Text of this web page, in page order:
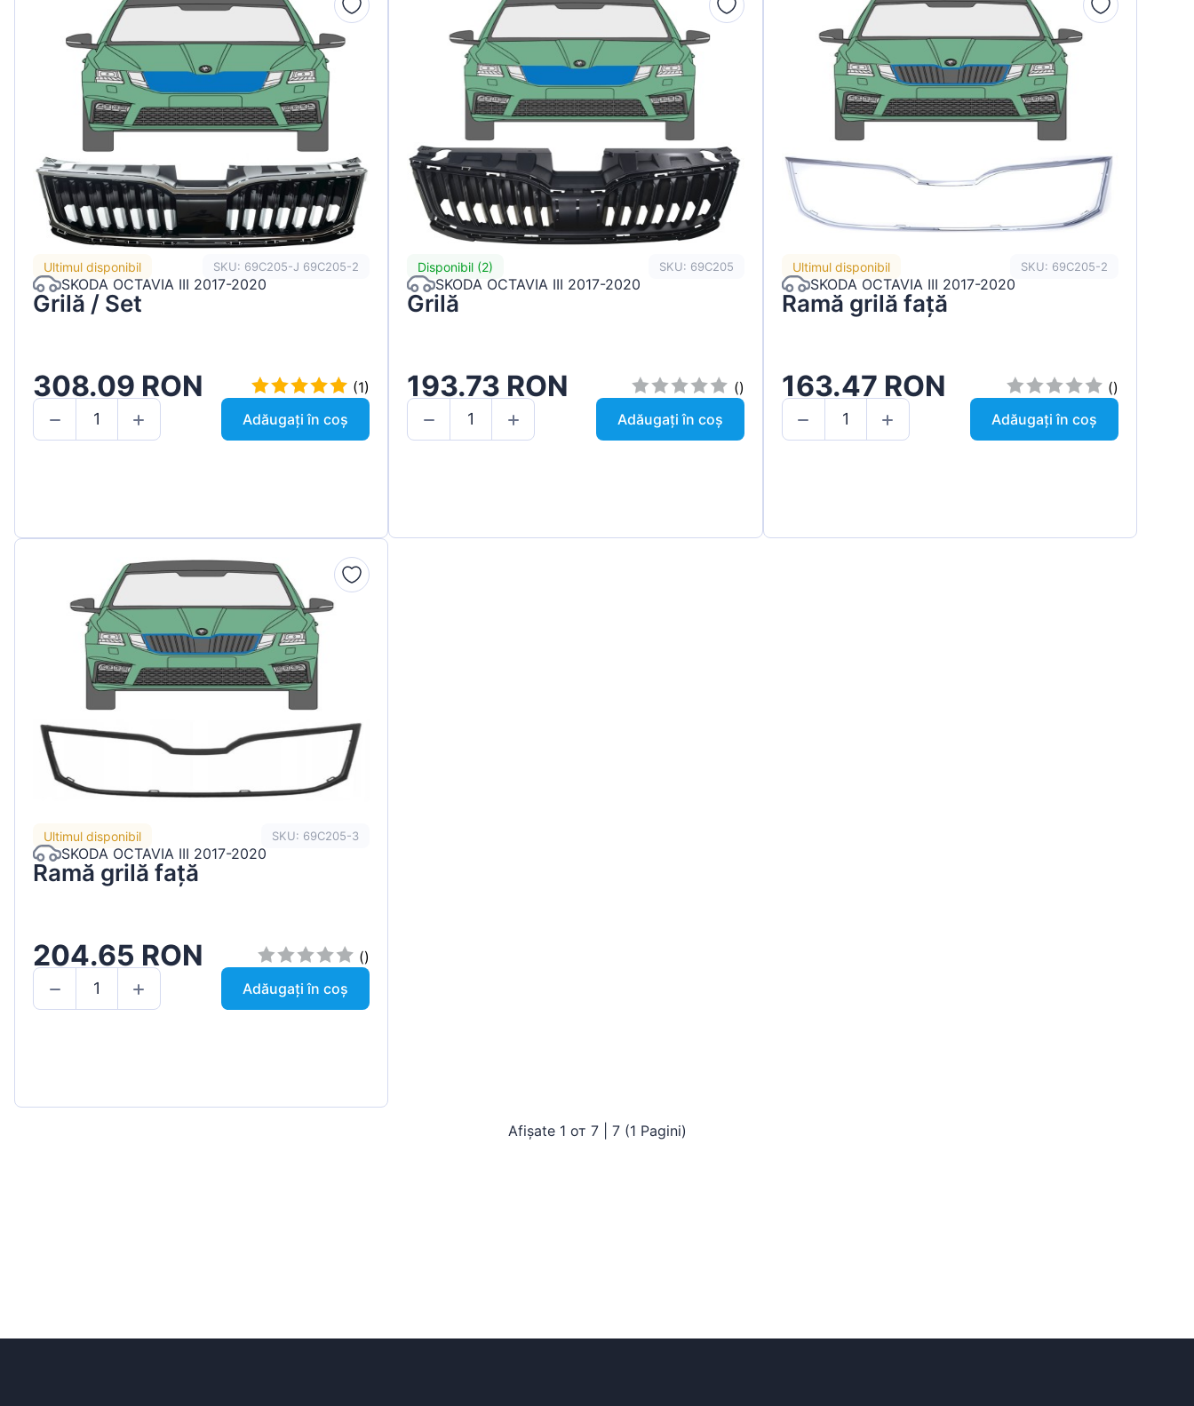
Ultimul disponibil SKU: 69C205-J 69C205-2
SKODA OCTAVIA III 2017-2020
Grilă / Set
308.09 RON
(1)
Adăugați în coș
Disponibil (2) SKU: 69C205
SKODA OCTAVIA III 2017-2020
Grilă
193.73 RON
()
Adăugați în coș
Ultimul disponibil SKU: 69C205-2
SKODA OCTAVIA III 2017-2020
Ramă grilă față
163.47 RON
()
Adăugați în coș
Ultimul disponibil SKU: 69C205-3
SKODA OCTAVIA III 2017-2020
Ramă grilă față
204.65 RON
()
Adăugați în coș
Afișate 1 от 7 | 7 (1 Pagini)